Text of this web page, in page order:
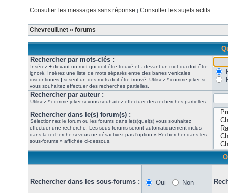
Consulter les messages sans réponse | Consulter les sujets actifs
Chevreuil.net » forums
Rechercher par mots-clés :
Insérez + devant un mot qui doit être trouvé et - devant un mot qui doit être
ignoré. Insérez une liste de mots séparés entre des barres verticales
discontinues | si seul un des mots doit être trouvé. Utilisez * comme joker si
vous souhaitez effectuer des recherches partielles.
Rechercher par auteur :
Utilisez * comme joker si vous souhaitez effectuer des recherches partielles.
Rechercher dans le(s) forum(s) :
Sélectionnez le forum ou les forums dans le(s)quel(s) vous souhaitez
effectuer une recherche. Les sous-forums seront automatiquement inclus
dans la recherche si vous ne désactivez pas l’option « Rechercher dans les
sous-forums » affichée ci-dessous.
Rechercher dans les sous-forums : Oui Non